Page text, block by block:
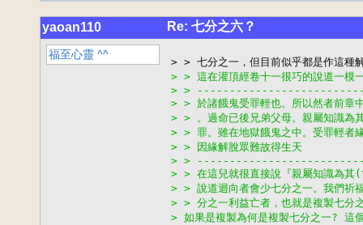
yaoan110 Re: 七分之六？
福至心靈 ^^
> > 這在灌頂經卷十一很巧的說道一模
> >
> > 於諸餓鬼受罪輕也。所以然者前章
> > 。過命已後兄弟父母。親屬知識為
> > 罪。雖在地獄餓鬼之中。受罪輕者
> > 因緣解脫眾難故得生天
> >
> > 在這兒就很直接說『親屬知識為其
> > 說道迴向者會少七分之一。我們祈
> > 分之一利益亡者，也就是複製七分
> 如果是複製為何是複製七分之一? 這